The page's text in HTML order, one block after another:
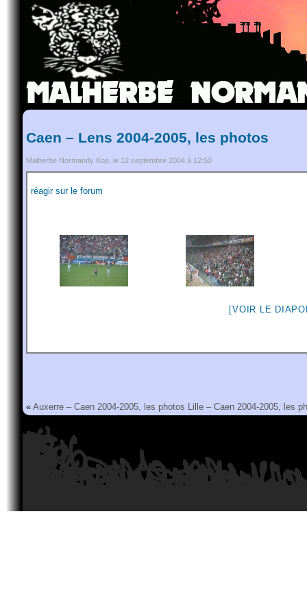
Caen – Lens 2004-2005, les photos
Malherbe Normandy Kop, le 12 septembre 2004 à 12:50
réagir sur le forum
[VOIR LE
« Auxerre – Caen 2004-2005, les photos Lille – Caen 2004-2005, les